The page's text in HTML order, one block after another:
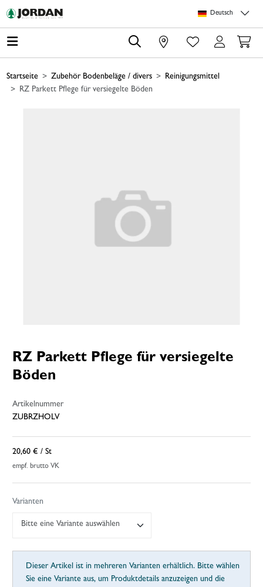
Deutsch
0
Startseite Zubehör Bodenbeläge / divers
Reinigungsmittel
RZ Parkett Pflege für versiegelte Böden
RZ Parkett Pflege für versiegelte
Böden
Artikelnummer
ZUBRZHOLV
20,60 € / St
empf. brutto VK
Varianten
Bitte eine Variante auswählen
Dieser Artikel ist in mehreren Varianten erhältlich. Bitte wählen
Sie eine Variante aus, um Produktdetails anzuzeigen und die